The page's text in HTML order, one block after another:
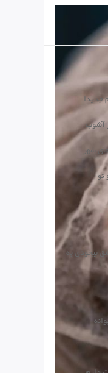
جدیدا
آشوب
شهر
تو
بیخودی به